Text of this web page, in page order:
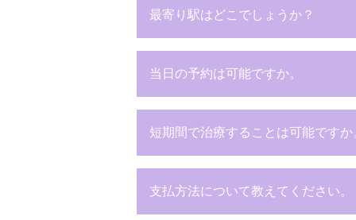
最寄り駅はどこでしょうか？
当日の予約は可能ですか。
短期間で治療することは可能ですか
支払方法について教えてください。